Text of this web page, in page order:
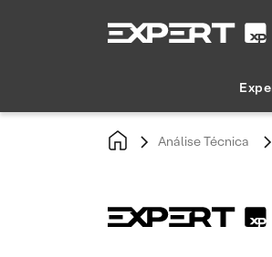
Análise Técnica